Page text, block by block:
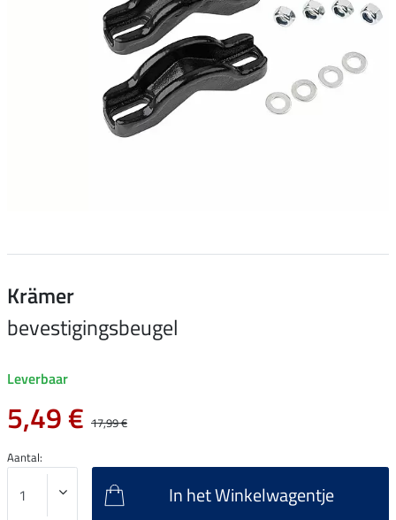
Krämer
bevestigingsbeugel
Leverbaar
5,49 € 17,99 €
Aantal:
In het Winkelwagentje